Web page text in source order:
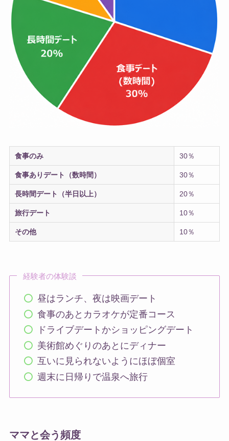
食事のみ 30％
食事ありデート（数時間） 30％
長時間デート（半日以上） 20％
旅行デート 10％
その他 10％
経験者の体験談
昼はランチ、夜は映画デート
食事のあとカラオケが定番コース
ドライブデートかショッピングデート
美術館めぐりのあとにディナー
互いに見られないようにほぼ個室
週末に日帰りで温泉へ旅行
ママと会う頻度